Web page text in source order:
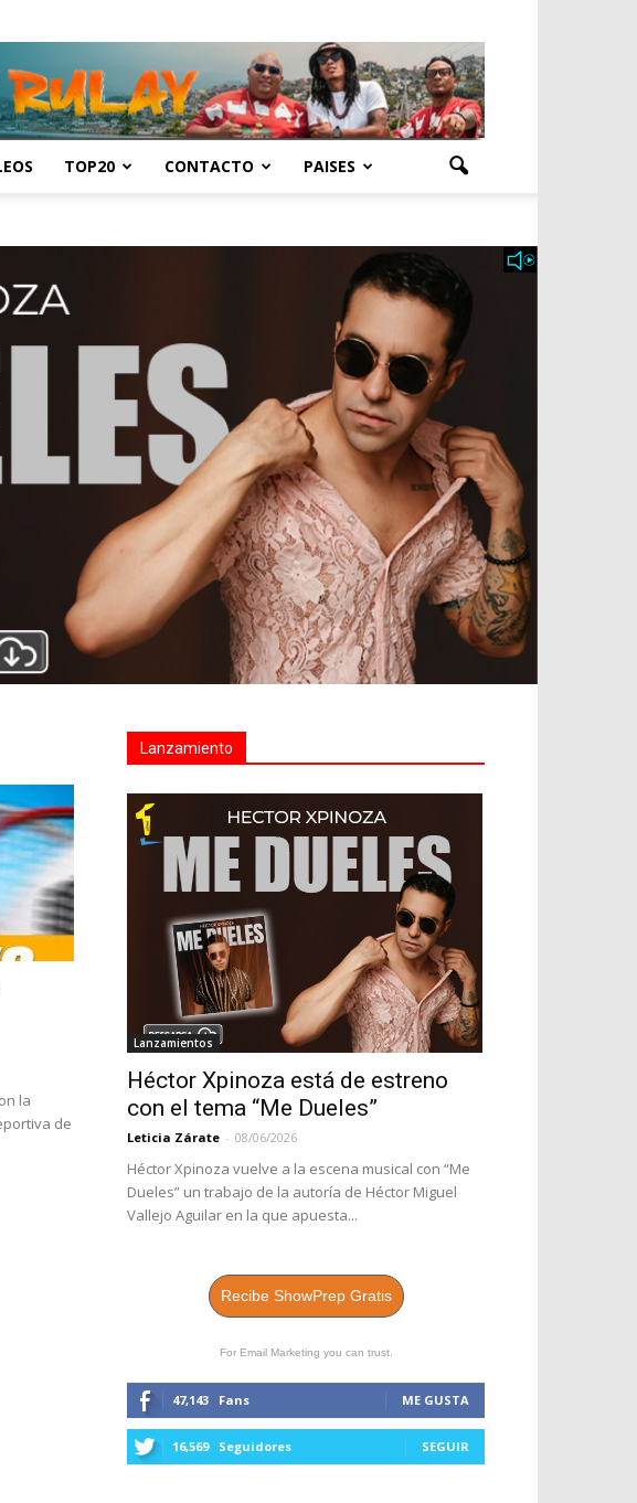
TOP20 CONTACTO PAISES
la
de
Lanzamiento
Lanzamientos
Héctor Xpinoza está de estreno
con el tema “Me Dueles”
Leticia Zárate - 08/06/2026
Héctor Xpinoza vuelve a la escena musical con “Me
Dueles” un trabajo de la autoría de Héctor Miguel
Vallejo Aguilar en la que apuesta...
Recibe ShowPrep Gratis
For Email Marketing you can trust.
47,143 Fans ME GUSTA
16,569 Seguidores SEGUIR